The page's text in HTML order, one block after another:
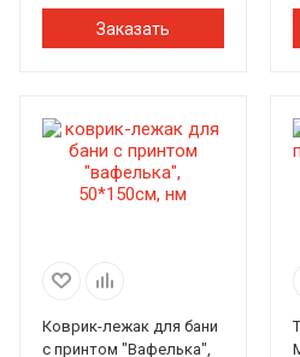
Заказать
Коврик-лежак для бани
с принтом "Вафелька",